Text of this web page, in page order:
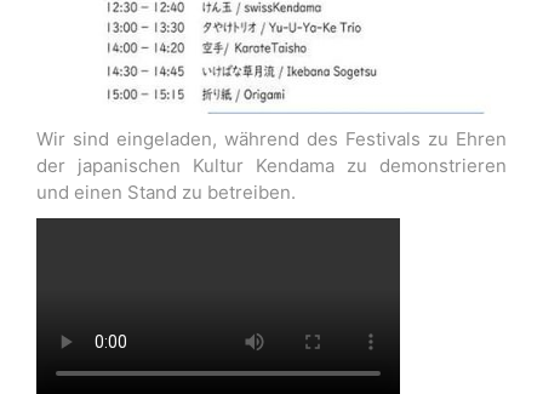
Wir sind eingeladen, während des Festivals zu Ehren
der japanischen Kultur Kendama zu demonstrieren
und einen Stand zu betreiben.